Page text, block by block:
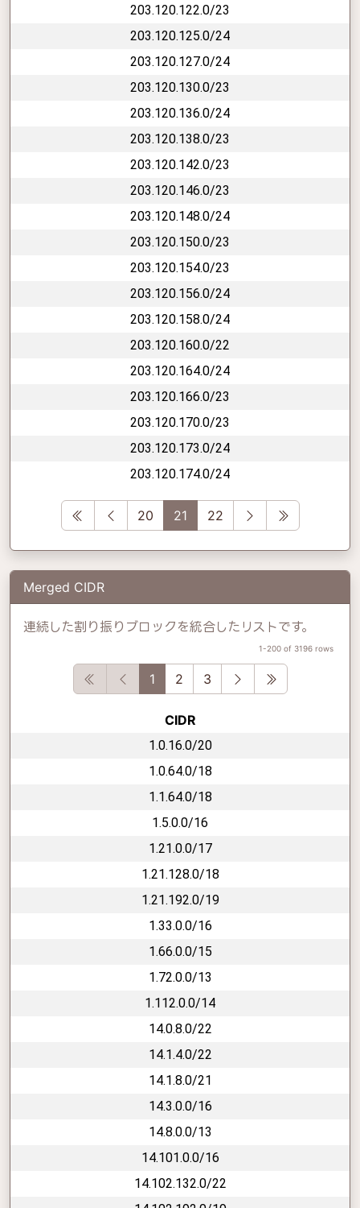
203.120.122.0/23
203.120.125.0/24
203.120.127.0/24
203.120.130.0/23
203.120.136.0/24
203.120.138.0/23
203.120.142.0/23
203.120.146.0/23
203.120.148.0/24
203.120.150.0/23
203.120.154.0/23
203.120.156.0/24
203.120.158.0/24
203.120.160.0/22
203.120.164.0/24
203.120.166.0/23
203.120.170.0/23
203.120.173.0/24
203.120.174.0/24
First Previous
20 21 22 Next Last
Merged CIDR
連続した割り振りブロックを統合したリストです。
1-200 of 3196 rows
First Previous
1 2 3 Next Last
CIDR
1.0.16.0/20
1.0.64.0/18
1.1.64.0/18
1.5.0.0/16
1.21.0.0/17
1.21.128.0/18
1.21.192.0/19
1.33.0.0/16
1.66.0.0/15
1.72.0.0/13
1.112.0.0/14
14.0.8.0/22
14.1.4.0/22
14.1.8.0/21
14.3.0.0/16
14.8.0.0/13
14.101.0.0/16
14.102.132.0/22